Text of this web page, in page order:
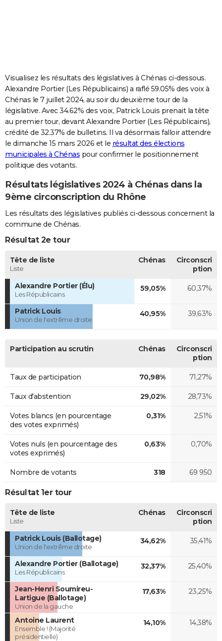
Carte de Noël
Carte Bonne année
Carte Saint-Valentin
Carte Pâques
Carte d'anniversaire
DICTIONNAIRE
Dictionnaire
Biographies
Citations
Expressions
Proverbes
PROGRAMME TV
COPAINS D'AVANT
S'inscrire
Se connecter
Lycées
Collèges
Primaires
Universités
Entreprises
Service militaire
Avis de recherche
AVIS DE DÉCÈS
Visualisez les résultats des législatives à Chénas ci-dessous.
Alexandre Portier (Les Républicains) a raflé 59.05% des voix à
Chénas le 7 juillet 2024, au soir du deuxième tour de la
législative. Avec 34.62% des voix, Patrick Louis prenait la tête
au premier tour, devant Alexandre Portier (Les Républicains),
crédité de 32.37% de bulletins. Il va désormais falloir attendre
le dimanche 15 mars 2026 et le résultat des élections
municipales à Chénas pour confirmer le positionnement
politique des votants.
Résultats législatives 2024 à Chénas dans la
9ème circonscription du Rhône
Les résultats des législatives publiés ci-dessous concernent la
commune de Chénas.
Résultat 2e tour
Tête de liste
Liste
Chénas
Circonscri
ption
Alexandre Portier (Élu)
Les Républicains
59,05% 60,37%
Patrick Louis
Union de l'extrême droite
40,95% 39,63%
Participation au scrutin Chénas
Circonscri
ption
Taux de participation 70,98% 71,27%
Taux d'abstention 29,02% 28,73%
Votes blancs (en pourcentage
des votes exprimés)
0,31% 2,51%
Votes nuls (en pourcentage des
votes exprimés)
0,63% 0,70%
Nombre de votants 318 69 950
Résultat 1er tour
Tête de liste
Liste
Chénas
Circonscri
ption
Patrick Louis (Ballotage)
Union de l'extrême droite
34,62% 35,41%
Alexandre Portier (Ballotage)
Les Républicains
32,37% 25,40%
Jean-Henri Soumireu-
Lartigue (Ballotage)
Union de la gauche
17,63% 23,25%
Antoine Laurent
Ensemble ! (Majorité
présidentielle)
14,10% 14,38%